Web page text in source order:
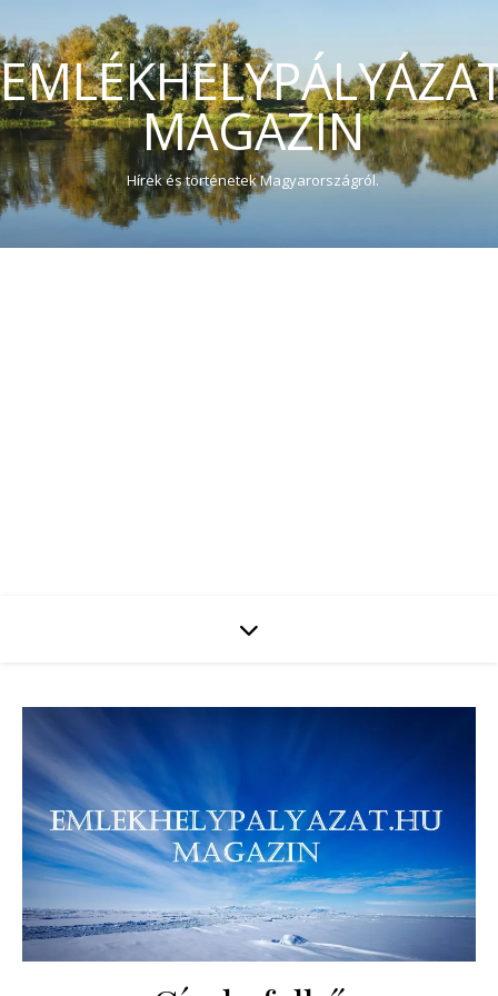
MAGAZIN
Hírek és történetek Magyarországról.